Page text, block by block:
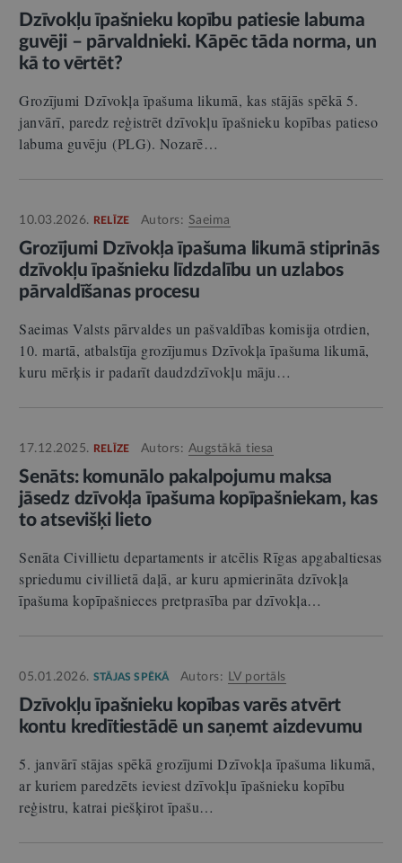
Dzīvokļu īpašnieku kopību patiesie labuma
guvēji – pārvaldnieki. Kāpēc tāda norma, un
kā to vērtēt?
Grozījumi Dzīvokļa īpašuma likumā, kas stājās spēkā 5.
janvārī, paredz reģistrēt dzīvokļu īpašnieku kopības patieso
labuma guvēju (PLG). Nozarē…
10.03.2026. RELĪZE Autors: Saeima
Grozījumi Dzīvokļa īpašuma likumā stiprinās
dzīvokļu īpašnieku līdzdalību un uzlabos
pārvaldīšanas procesu
Saeimas Valsts pārvaldes un pašvaldības komisija otrdien,
10. martā, atbalstīja grozījumus Dzīvokļa īpašuma likumā,
kuru mērķis ir padarīt daudzdzīvokļu māju…
17.12.2025. RELĪZE Autors: Augstākā tiesa
Senāts: komunālo pakalpojumu maksa
jāsedz dzīvokļa īpašuma kopīpašniekam, kas
to atsevišķi lieto
Senāta Civillietu departaments ir atcēlis Rīgas apgabaltiesas
spriedumu civillietā daļā, ar kuru apmierināta dzīvokļa
īpašuma kopīpašnieces pretprasība par dzīvokļa…
05.01.2026. STĀJAS SPĒKĀ Autors: LV portāls
Dzīvokļu īpašnieku kopības varēs atvērt
kontu kredītiestādē un saņemt aizdevumu
5. janvārī stājas spēkā grozījumi Dzīvokļa īpašuma likumā,
ar kuriem paredzēts ieviest dzīvokļu īpašnieku kopību
reģistru, katrai piešķirot īpašu…